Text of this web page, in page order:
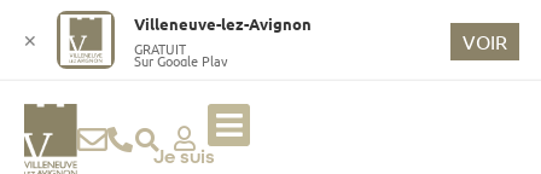
Je suis
✕
Villeneuve-lez-Avignon
GRATUIT
Sur Google Play
VOIR